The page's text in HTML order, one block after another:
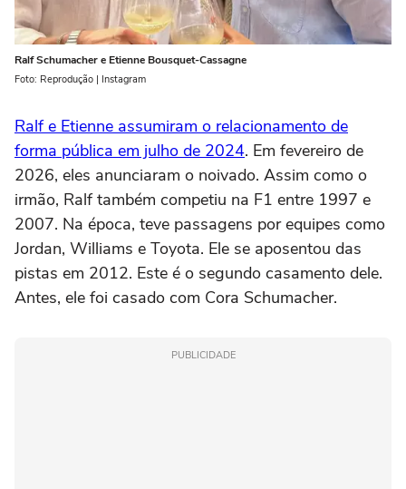
Ralf Schumacher e Etienne Bousquet-Cassagne
Foto: Reprodução | Instagram
Ralf e Etienne assumiram o relacionamento de
forma pública em julho de 2024. Em fevereiro de
2026, eles anunciaram o noivado. Assim como o
irmão, Ralf também competiu na F1 entre 1997 e
2007. Na época, teve passagens por equipes como
Jordan, Williams e Toyota. Ele se aposentou das
pistas em 2012. Este é o segundo casamento dele.
Antes, ele foi casado com Cora Schumacher.
PUBLICIDADE